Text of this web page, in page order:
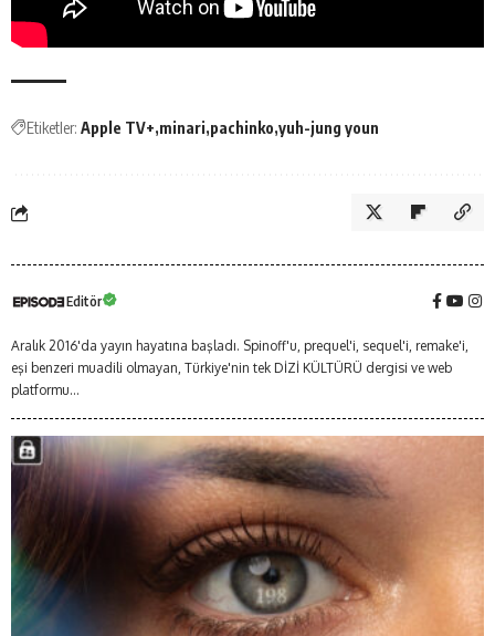
Etiketler: Apple TV+ minari pachinko yuh-jung youn
Editör
Aralık 2016'da yayın hayatına başladı. Spinoff'u, prequel'i, sequel'i, remake'i,
eşi benzeri muadili olmayan, Türkiye'nin tek DİZİ KÜLTÜRÜ dergisi ve web
platformu...